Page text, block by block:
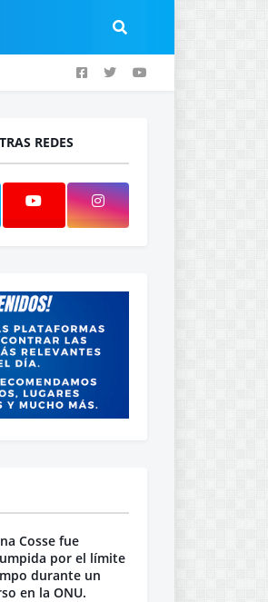
REDES
Cosse fue
por el límite
durante un
en la ONU.